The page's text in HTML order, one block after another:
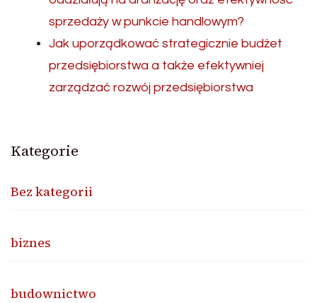
sprzedaży w punkcie handlowym?
Jak uporządkować strategicznie budżet
przedsiębiorstwa a także efektywniej
zarządzać rozwój przedsiębiorstwa
Kategorie
Bez kategorii
biznes
budownictwo